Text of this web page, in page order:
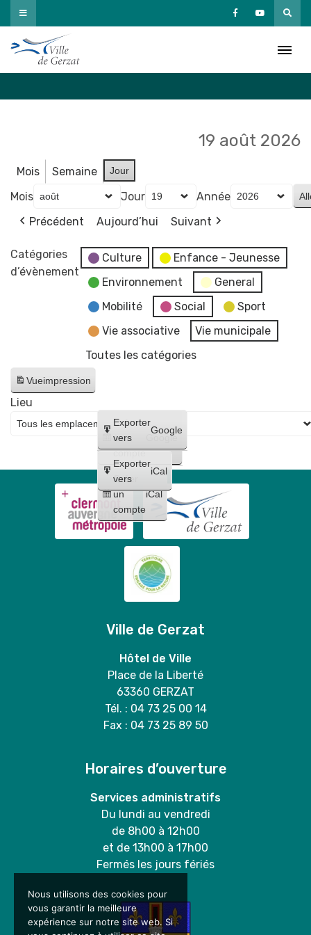
Passer
au
contenu
19 août 2026
Mois Semaine Jour
Mois Jour
Année
Précédent
Aujourd’hui Suivant
Catégories
d’évènement
Culture
Enfance - Jeunesse
Environnement
General
Mobilité
Social
Sport
Vie associative
Vie municipale
Toutes les catégories
Vueimpression
Créer
un
compte
Google
Créer
un
compte
iCal
Exporter
vers
Google
Exporter
vers
iCal
Lieu
Ville de Gerzat
Hôtel de Ville
Place de la Liberté
63360 GERZAT
Tél. : 04 73 25 00 14
Fax : 04 73 25 89 50
Horaires d’ouverture
Services administratifs
Du lundi au vendredi
de 8h00 à 12h00
et de 13h00 à 17h00
Fermés les jours fériés
Nous utilisons des cookies pour
vous garantir la meilleure
expérience sur notre site web. Si